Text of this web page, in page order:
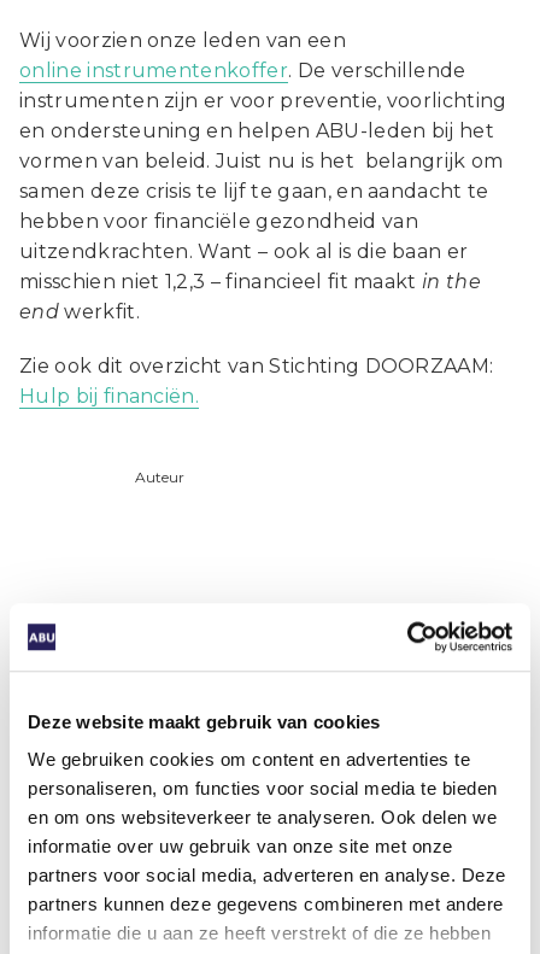
Deze website maakt gebruik van cookies
We gebruiken cookies om content en advertenties te
personaliseren, om functies voor social media te bieden
en om ons websiteverkeer te analyseren. Ook delen we
informatie over uw gebruik van onze site met onze
partners voor social media, adverteren en analyse. Deze
partners kunnen deze gegevens combineren met andere
informatie die u aan ze heeft verstrekt of die ze hebben
Wij voorzien onze leden van een
online instrumentenkoffer. De verschillende
instrumenten zijn er voor preventie, voorlichting
en ondersteuning en helpen ABU-leden bij het
vormen van beleid. Juist nu is het belangrijk om
samen deze crisis te lijf te gaan, en aandacht te
hebben voor financiële gezondheid van
uitzendkrachten. Want – ook al is die baan er
misschien niet 1,2,3 – financieel fit maaktin the
endwerkfit.
Zie ook dit overzicht van Stichting DOORZAAM:
Hulp bij financiën.
Auteur
Deel dit artikel
Gerelateerde artikelen